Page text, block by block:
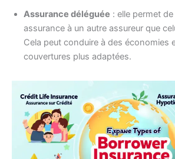
Assurance déléguée : elle permet
assurance à un autre assureur que
Cela peut conduire à des économies
couvertures plus adaptées.